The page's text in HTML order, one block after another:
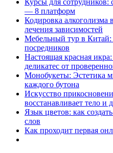
Курсы для сотрудников:
— 8 платформ
Кодировка алкоголизма
лечения зависимостей
Мебельный тур в Китай:
посредников
Настоящая красная
деликатес от
Монобукеты: Эстетика
каждого бутона
Искусство
восстанавливает тело и
Язык цветов: как
слов
Как проходит первая